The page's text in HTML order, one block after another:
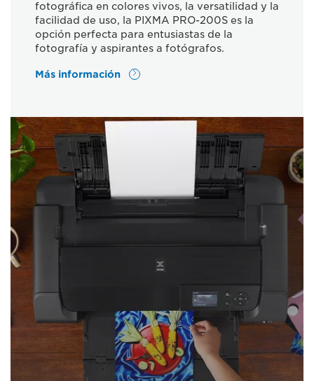
fotográfica en colores vivos, la versatilidad y la
facilidad de uso, la PIXMA PRO-200S es la
opción perfecta para entusiastas de la
fotografía y aspirantes a fotógrafos.
Más información